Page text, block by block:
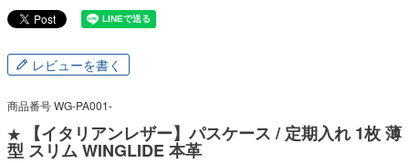
レビューを書く
商品番号WG-PA001-
★ 【イタリアンレザー】パスケース / 定期入れ 1枚 薄
型 スリム WINGLIDE 本革